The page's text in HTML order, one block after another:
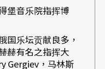
的音乐中呈现高度独
所显现的不同语言特
堡音乐院指挥博
国乐坛贡献良多，
赫有名之指挥大
Gergiev，马林斯